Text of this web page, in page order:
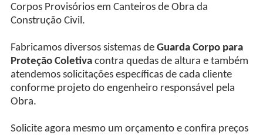
Corpos Provisórios em Canteiros de Obra da
Construção Civil.
Fabricamos diversos sistemas de Guarda Corpo para
Proteção Coletivacontra quedas de altura e também
atendemos solicitações específicas de cada cliente
conforme projeto do engenheiro responsável pela
Obra.
Solicite agora mesmo um orçamento e confira preços